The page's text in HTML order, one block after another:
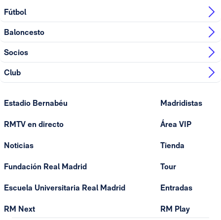
Fútbol
Baloncesto
Socios
Club
Estadio Bernabéu
RMTV en directo
Noticias
Fundación Real Madrid
Escuela Universitaria Real Madrid
RM Next
Madridistas
Área VIP
Tienda
Tour
Entradas
RM Play